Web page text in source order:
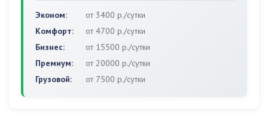
Эконом:
от 3400 р./сутки
Комфорт:
от 4700 р./сутки
Бизнес:
от 15500 р./сутки
Премиум:
от 20000 р./сутки
Грузовой:
от 7500 р./сутки